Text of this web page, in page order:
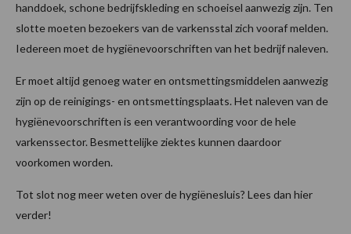
handdoek, schone bedrijfskleding en schoeisel aanwezig zijn. Ten
slotte moeten bezoekers van de varkensstal zich vooraf melden.
Iedereen moet de hygiënevoorschriften van het bedrijf naleven.
Er moet altijd genoeg water en ontsmettingsmiddelen aanwezig
zijn op de reinigings- en ontsmettingsplaats. Het naleven van de
hygiënevoorschriften is een verantwoording voor de hele
varkenssector. Besmettelijke ziektes kunnen daardoor
voorkomen worden.
Tot slot nog meer weten over de hygiënesluis? Lees dan hier
verder!